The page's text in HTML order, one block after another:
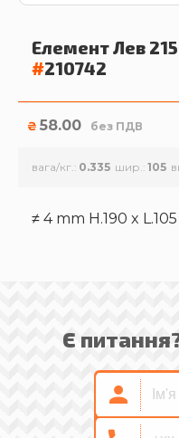
Елемент Лев
#210742
₴ 58.00 без ПДВ
вага/кг. 0.335 шир. 105
≠ 4 mm H.190 x L.105
Є